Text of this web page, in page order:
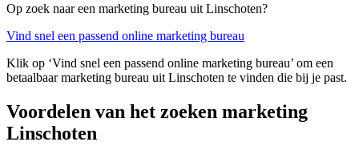
Op zoek naar een marketing bureau uit Linschoten?
Vind snel een passend online marketing bureau
Klik op ‘Vind snel een passend online marketing bureau’ om een
betaalbaar marketing bureau uit Linschoten te vinden die bij je past.
Voordelen van het zoeken marketing
Linschoten